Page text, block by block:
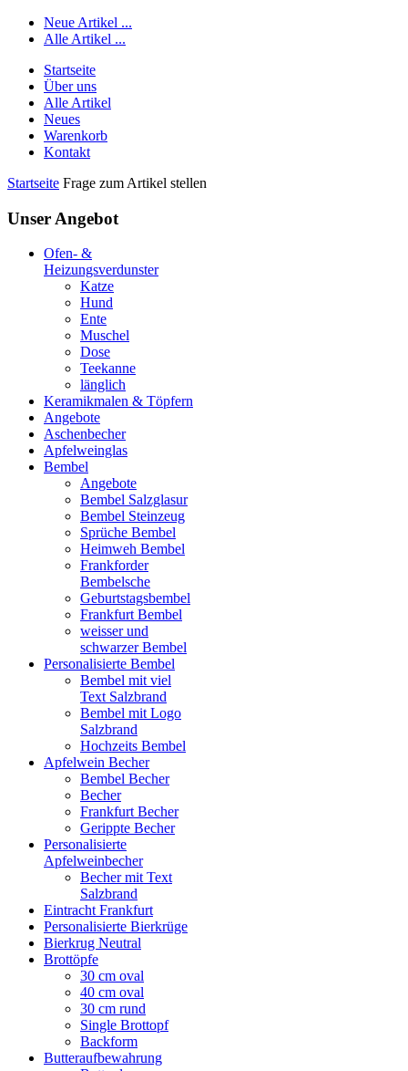
Neue Artikel ...
Alle Artikel ...
Startseite
Über uns
Alle Artikel
Neues
Warenkorb
Kontakt
Startseite Frage zum Artikel stellen
Unser Angebot
Ofen- &
Heizungsverdunster
Katze
Hund
Ente
Muschel
Dose
Teekanne
länglich
Keramikmalen & Töpfern
Angebote
Aschenbecher
Apfelweinglas
Bembel
Angebote
Bembel Salzglasur
Bembel Steinzeug
Sprüche Bembel
Heimweh Bembel
Frankforder
Bembelsche
Geburtstagsbembel
Frankfurt Bembel
weisser und
schwarzer Bembel
Personalisierte Bembel
Bembel mit viel
Text Salzbrand
Bembel mit Logo
Salzbrand
Hochzeits Bembel
Apfelwein Becher
Bembel Becher
Becher
Frankfurt Becher
Gerippte Becher
Personalisierte
Apfelweinbecher
Becher mit Text
Salzbrand
Eintracht Frankfurt
Personalisierte Bierkrüge
Bierkrug Neutral
Brottöpfe
30 cm oval
40 cm oval
30 cm rund
Single Brottopf
Backform
Butteraufbewahrung